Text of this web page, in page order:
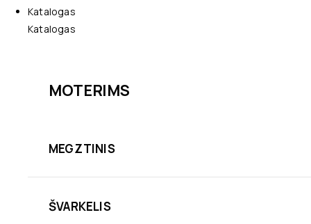
Katalogas
Katalogas
MOTERIMS
MEGZTINIS
ŠVARKELIS